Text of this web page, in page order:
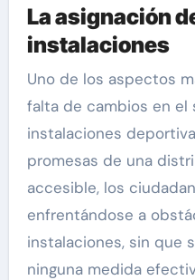
La asignación
instalaciones
Uno de los aspectos
falta de cambios en el
instalaciones
promesas de una
accesible, los
enfrentándose a
instalaciones, sin que
ninguna medida